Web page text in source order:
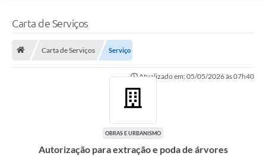
Programa de Incentivo ao Desenvolvimento
Legislação
Carta de Serviços
Carta de Serviços Serviço
Atualizado em: 05/05/2026 às 07h40
OBRAS E URBANISMO
Autorização para extração e poda de árvores